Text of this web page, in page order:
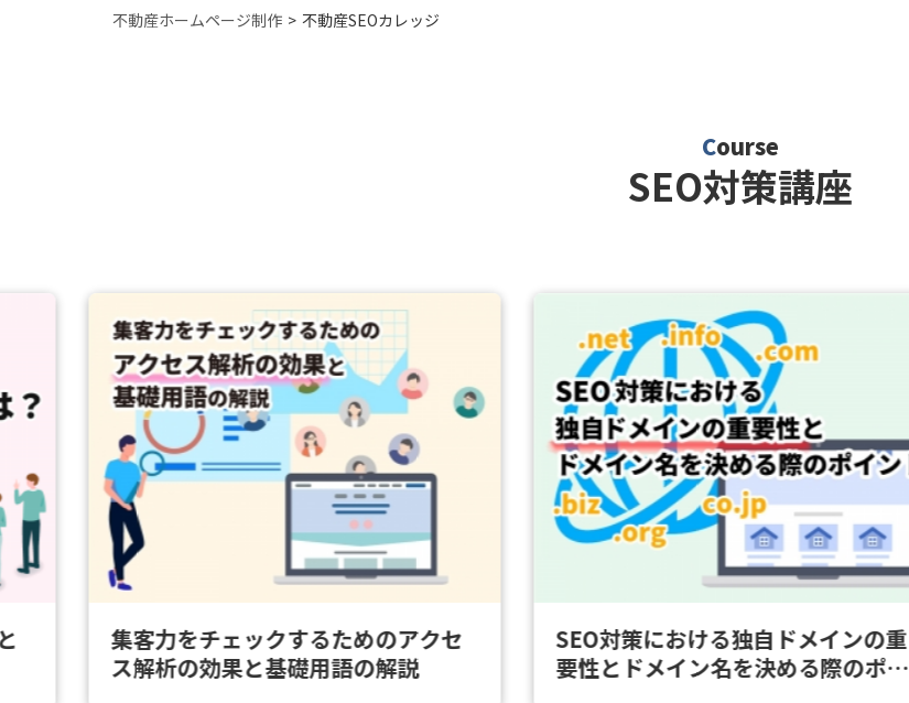
不動産ホームページ制作 不動産SEOカレッジ
Course
SEO対策講座
集客力をチェックするためのアクセ
ス解析の効果と基礎用語の解説
SEO対策における独自ドメインの重
要性とドメイン名を決める際のポイ